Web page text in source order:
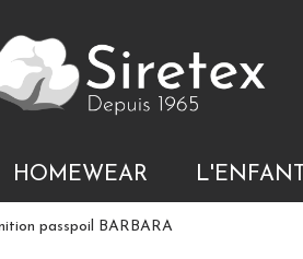
HOMEWEAR L'ENFANT
passpoil BARBARA